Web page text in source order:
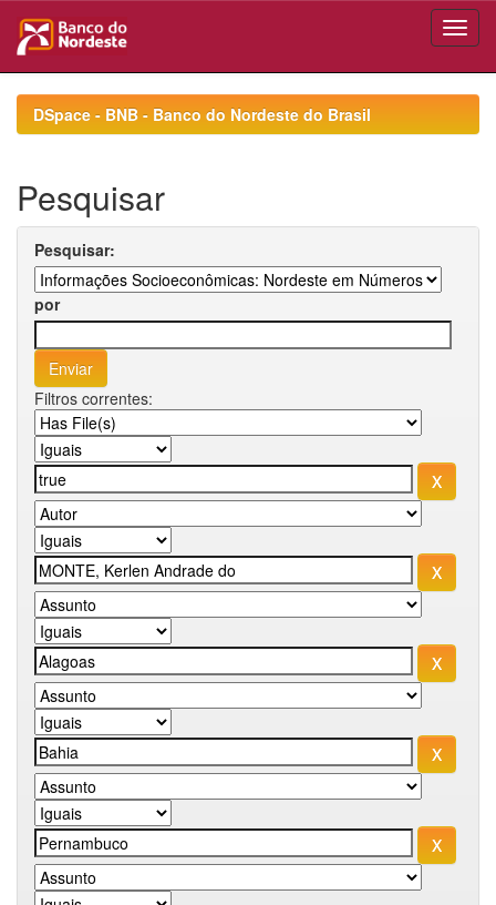
navigationDSpace - BNB - Banco do Nordeste do Brasil
Pesquisar
Pesquisar:
por
Filtros correntes: